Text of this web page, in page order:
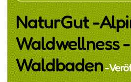
NaturGut -
Waldwellness -
Waldbaden-